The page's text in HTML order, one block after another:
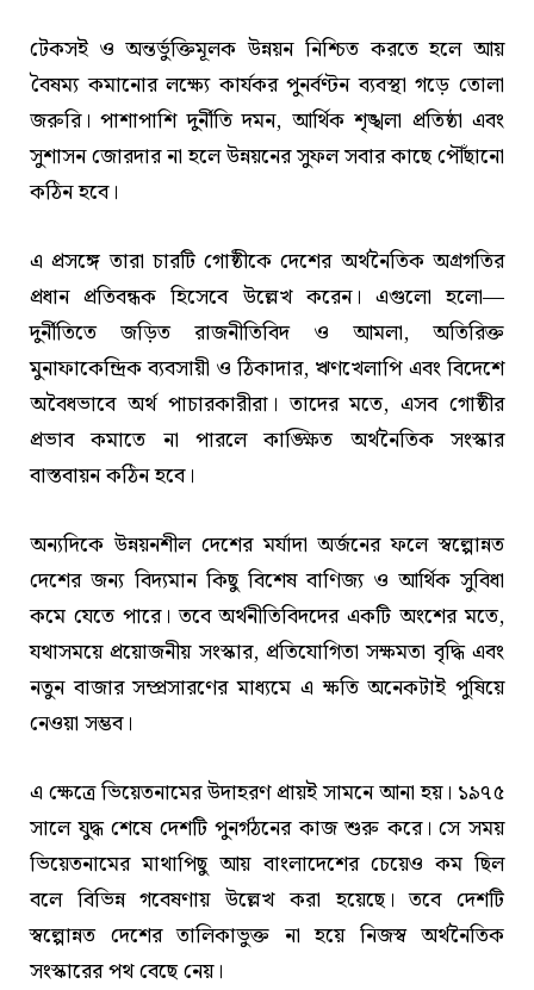
টেকসই ও অন্তর্ভুক্তিমূলক উন্নয়ন নিশ্চিত করতে হলে আয়
বৈষম্য কমানোর লক্ষ্যে কার্যকর পুনর্বণ্টন ব্যবস্থা গড়ে তোলা
জরুরি। পাশাপাশি দুর্নীতি দমন, আর্থিক শৃঙ্খলা প্রতিষ্ঠা এবং
সুশাসন জোরদার না হলে উন্নয়নের সুফল সবার কাছে পৌঁছানো
কঠিন হবে।
এ প্রসঙ্গে তারা চারটি গোষ্ঠীকে দেশের অর্থনৈতিক অগ্রগতির
প্রধান প্রতিবন্ধক হিসেবে উল্লেখ করেন। এগুলো হলো—
দুর্নীতিতে জড়িত রাজনীতিবিদ ও আমলা, অতিরিক্ত
মুনাফাকেন্দ্রিক ব্যবসায়ী ও ঠিকাদার, ঋণখেলাপি এবং বিদেশে
অবৈধভাবে অর্থ পাচারকারীরা। তাদের মতে, এসব গোষ্ঠীর
প্রভাব কমাতে না পারলে কাঙ্ক্ষিত অর্থনৈতিক সংস্কার
বাস্তবায়ন কঠিন হবে।
অন্যদিকে উন্নয়নশীল দেশের মর্যাদা অর্জনের ফলে স্বল্পোন্নত
দেশের জন্য বিদ্যমান কিছু বিশেষ বাণিজ্য ও আর্থিক সুবিধা
কমে যেতে পারে। তবে অর্থনীতিবিদদের একটি অংশের মতে,
যথাসময়ে প্রয়োজনীয় সংস্কার, প্রতিযোগিতা সক্ষমতা বৃদ্ধি এবং
নতুন বাজার সম্প্রসারণের মাধ্যমে এ ক্ষতি অনেকটাই পুষিয়ে
নেওয়া সম্ভব।
এ ক্ষেত্রে ভিয়েতনামের উদাহরণ প্রায়ই সামনে আনা হয়। ১৯৭৫
সালে যুদ্ধ শেষে দেশটি পুনর্গঠনের কাজ শুরু করে। সে সময়
ভিয়েতনামের মাথাপিছু আয় বাংলাদেশের চেয়েও কম ছিল
বলে বিভিন্ন গবেষণায় উল্লেখ করা হয়েছে। তবে দেশটি
স্বল্পোন্নত দেশের তালিকাভুক্ত না হয়ে নিজস্ব অর্থনৈতিক
সংস্কারের পথ বেছে নেয়।